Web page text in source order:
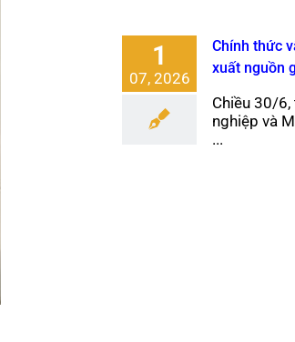
1
07, 2026
Chính thức
xuất nguồn
Chiều 30/6,
nghiệp và
...